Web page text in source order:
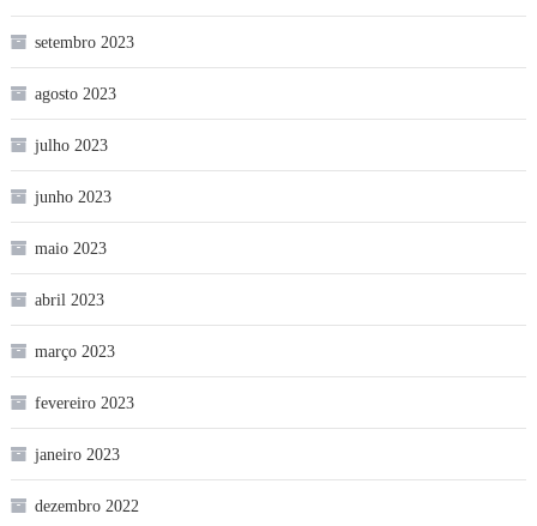
setembro 2023
agosto 2023
julho 2023
junho 2023
maio 2023
abril 2023
março 2023
fevereiro 2023
janeiro 2023
dezembro 2022